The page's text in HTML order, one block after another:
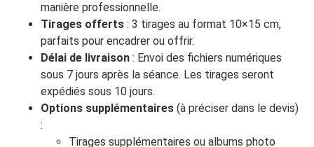
manière professionnelle.
Tirages offerts : 3 tirages au format 10×15 cm,
parfaits pour encadrer ou offrir.
Délai de livraison : Envoi des fichiers numériques
sous 7 jours après la séance. Les tirages seront
expédiés sous 10 jours.
Options supplémentaires (à préciser dans le devis)
:
Tirages supplémentaires ou albums photo